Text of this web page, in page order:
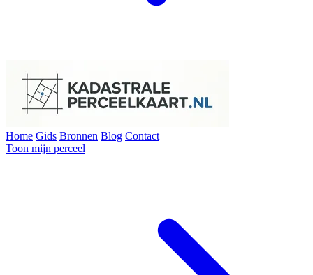
Home Gids Bronnen Blog Contact
Toon mijn perceel